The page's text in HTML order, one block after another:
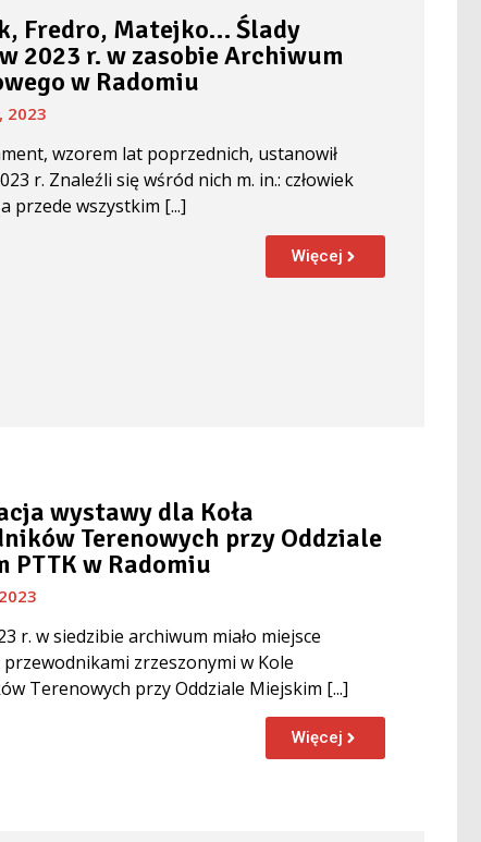
Fredro, Matejko… Ślady
2023 r. w zasobie Archiwum
w Radomiu
2023
wzorem lat poprzednich, ustanowił
r. Znaleźli się wśród nich m. in.: człowiek
przede wszystkim [...]
Więcej
wystawy dla Koła
Terenowych przy Oddziale
PTTK w Radomiu
r. w siedzibie archiwum miało miejsce
zrzeszonymi w Kole
Terenowych przy Oddziale Miejskim [...]
Więcej